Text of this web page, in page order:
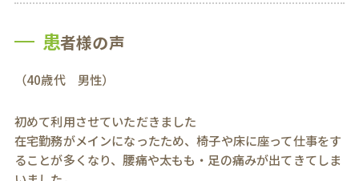
患者様の声
（40歳代 男性）
初めて利用させていただきました
在宅勤務がメインになったため、椅子や床に座って仕事をす
ることが多くなり、腰痛や太もも・足の痛みが出てきてしま